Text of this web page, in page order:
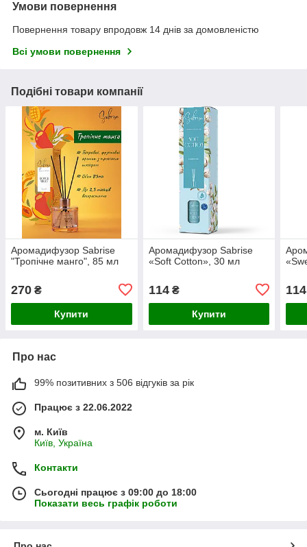
Умови повернення
Повернення товару впродовж 14 днів за домовленістю
Всі умови повернення
Подібні товари компанії
Аромадифузор Sabrise
"Тропічне манго", 85 мл
270 ₴
Купити
Аромадифузор Sabrise
«Soft Cotton», 30 мл
114₴
Купити
114
Про нас
99% позитивних з 506 відгуків за рік
Працює з 22.06.2022
м. Київ
Київ, Україна
Контакти
Сьогодні працює з 09:00 до 18:00
Показати весь графік роботи